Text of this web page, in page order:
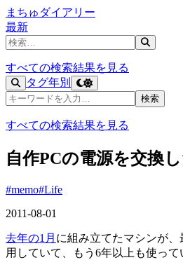
まちゅダイアリー
最新
記事を検索
すべての検索結果を見る
タグ年別
記事を検索
検索
すべての検索結果を見る
自作PCの電源を交換
#memo#Life
2011-08-01
去年の1月 に組み立てたマシンが
用していて、もう6年以上も使って